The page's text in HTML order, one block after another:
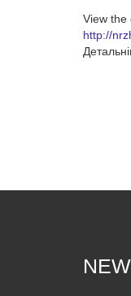
View the
http://